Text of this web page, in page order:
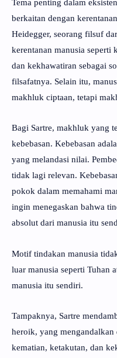
Tema penting dalam
berkaitan dengan
Heidegger, seorang filsuf
kerentanan manusia seperti
dan kekhawatiran sebagai
filsafatnya. Selain itu,
makhluk ciptaan, tetapi
Bagi Sartre, makhluk yang
kebebasan. Kebebasan
yang melandasi nilai.
tidak lagi relevan.
pokok dalam memahami
ingin menegaskan bahwa
absolut dari manusia itu
Motif tindakan manusia
luar manusia seperti Tuhan
manusia itu sendiri.
Tampaknya, Sartre
heroik, yang
kematian, ketakutan, dan